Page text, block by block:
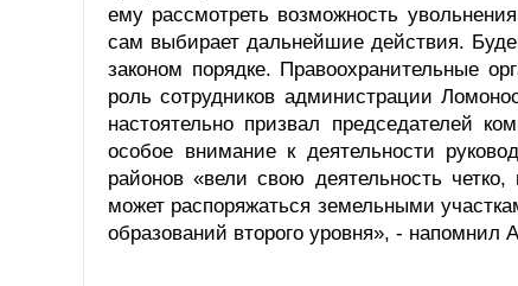
ему рассмотреть возможность
сам выбирает дальнейшие действия.
законом порядке. Правоохранительные
роль сотрудников администрации
настоятельно призвал председателей
особое внимание к деятельности
районов «вели свою деятельность
может распоряжаться земельными
образований второго уровня», - напомнил